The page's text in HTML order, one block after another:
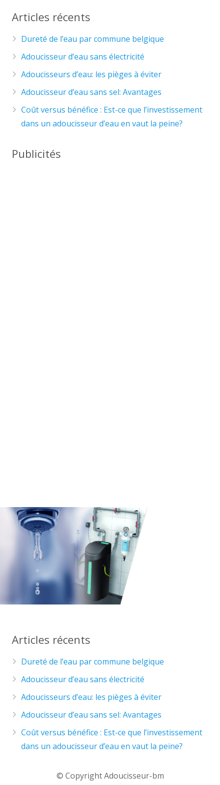
Articles récents
Dureté de l’eau par commune belgique
Adoucisseur d’eau sans électricité
Adoucisseurs d’eau: les pièges à éviter
Adoucisseur d’eau sans sel: Avantages
Coût versus bénéfice : Est-ce que l’investissement
dans un adoucisseur d’eau en vaut la peine?
Publicités
Articles récents
Dureté de l’eau par commune belgique
Adoucisseur d’eau sans électricité
Adoucisseurs d’eau: les pièges à éviter
Adoucisseur d’eau sans sel: Avantages
Coût versus bénéfice : Est-ce que l’investissement
dans un adoucisseur d’eau en vaut la peine?
© Copyright Adoucisseur-bm